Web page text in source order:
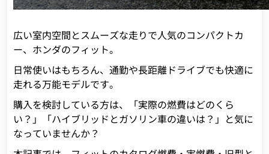
広い室内空間とスムーズな走りで人気のコンパクトカ
ー、ホンダのフィット。
日常使いはもちろん、通勤や長距離ドライブでも快適に
走れる万能モデルです。
購入を検討している方は、「実際の燃費はどのくら
い？」「ハイブリッドとガソリン車の違いは？」と気に
なっていませんか？